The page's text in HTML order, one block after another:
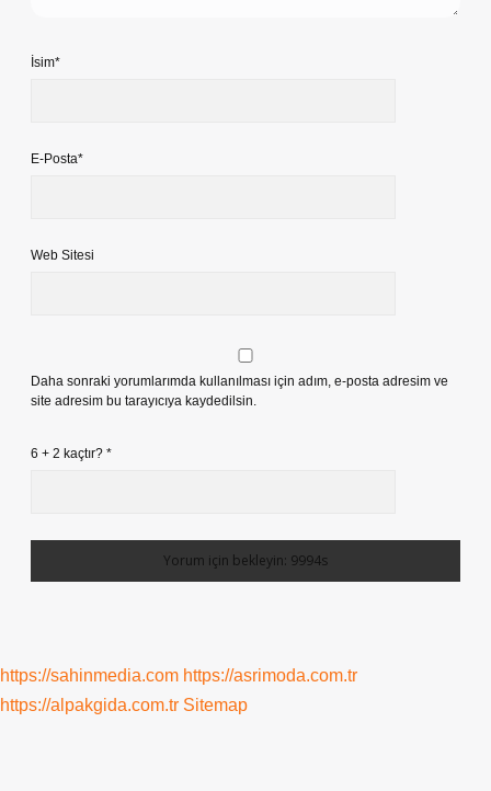
İsim*
E-Posta*
Web Sitesi
Daha sonraki yorumlarımda kullanılması için adım, e-posta adresim ve
site adresim bu tarayıcıya kaydedilsin.
6 + 2 kaçtır? *
https://sahinmedia.com https://asrimoda.com.tr
https://alpakgida.com.tr Sitemap